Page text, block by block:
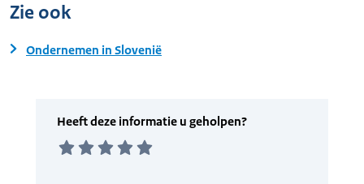
Zie ook
Ondernemen in Slovenië